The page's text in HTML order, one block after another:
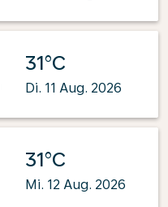
31°C
Di. 11 Aug. 2026
31°C
Mi. 12 Aug. 2026